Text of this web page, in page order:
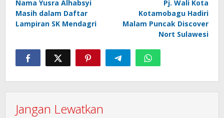
pos
Nama Yusra Alhabsyi
Masih dalam Daftar
Lampiran SK Mendagri
Pj. Wali Kota
Kotamobagu Hadiri
Malam Puncak Discover
Nort Sulawesi
Jangan Lewatkan